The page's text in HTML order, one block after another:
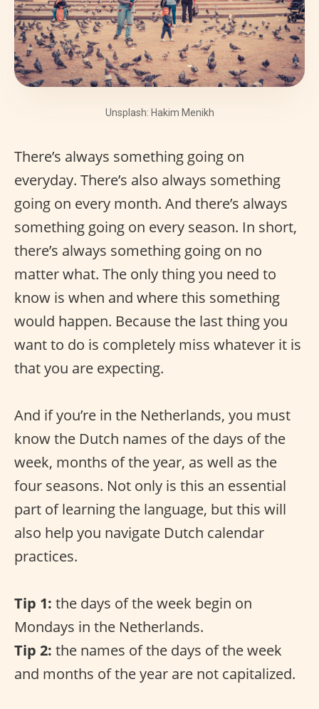
Unsplash: Hakim Menikh
There’s always something going on
everyday. There’s also always something
going on every month. And there’s always
something going on every season. In short,
there’s always something going on no
matter what. The only thing you need to
know is when and where this something
would happen. Because the last thing you
want to do is completely miss whatever it is
that you are expecting.
And if you’re in the Netherlands, you must
know the Dutch names of the days of the
week, months of the year, as well as the
four seasons. Not only is this an essential
part of learning the language, but this will
also help you navigate Dutch calendar
practices.
Tip 1: the days of the week begin on
Mondays in the Netherlands.
Tip 2: the names of the days of the week
and months of the year are not capitalized.